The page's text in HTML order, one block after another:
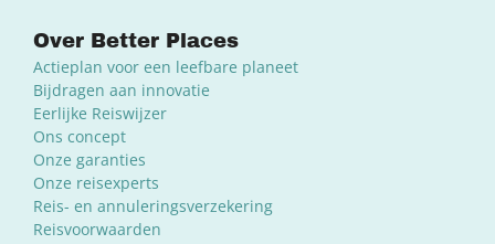
Over Better Places
Actieplan voor een leefbare planeet
Bijdragen aan innovatie
Eerlijke Reiswijzer
Ons concept
Onze garanties
Onze reisexperts
Reis- en annuleringsverzekering
Reisvoorwaarden